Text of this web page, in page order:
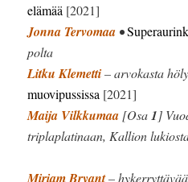
elämää [2021]
Jonna Tervomaa •
polta
Litku Klemetti– arvokasta
muovipussissa [2021]
Maija Vilkkumaa [Osa1]
triplaplatinaan, Kallion
Miriam Bryant–